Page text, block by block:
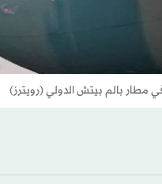
مطار بالم بيتش الدولي (رويترز)